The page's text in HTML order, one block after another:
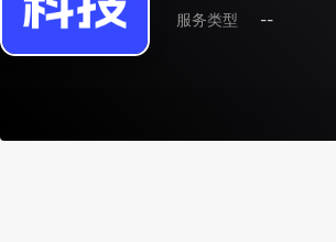
服务类型
--